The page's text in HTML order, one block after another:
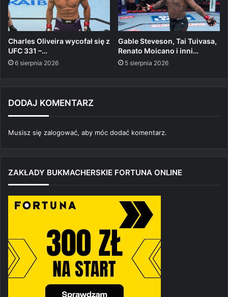
Charles Oliveira wycofał się z
UFC 331 –…
6 sierpnia 2026
Gable Steveson, Tai Tuivasa,
Renato Moicano i inni…
5 sierpnia 2026
DODAJ KOMENTARZ
Musisz się zalogować, aby móc dodać komentarz.
ZAKŁADY BUKMACHERSKIE FORTUNA ONLINE